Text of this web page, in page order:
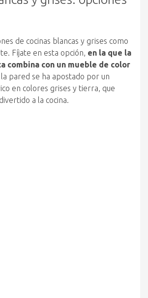
de cocinas blancas y grises como
Fíjate en esta opción, en la que la
combina con un mueble de color
la pared se ha apostado por un
en colores grises y tierra, que
a la cocina.